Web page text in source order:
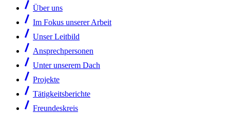
Über uns
Im Fokus unserer Arbeit
Unser Leitbild
Ansprechpersonen
Unter unserem Dach
Projekte
Tätigkeitsberichte
Freundeskreis